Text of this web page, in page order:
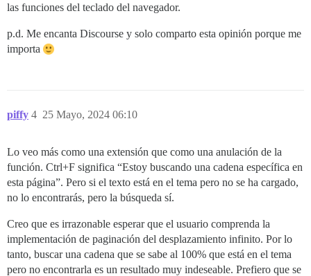
las funciones del teclado del navegador.
p.d. Me encanta Discourse y solo comparto esta opinión porque me
importa
piffy 25 Mayo, 2024 06:10
4
Lo veo más como una extensión que como una anulación de la
función. Ctrl+F significa “Estoy buscando una cadena específica en
esta página”. Pero si el texto está en el tema pero no se ha cargado,
no lo encontrarás, pero la búsqueda sí.
Creo que es irrazonable esperar que el usuario comprenda la
implementación de paginación del desplazamiento infinito. Por lo
tanto, buscar una cadena que se sabe al 100% que está en el tema
pero no encontrarla es un resultado muy indeseable. Prefiero que se